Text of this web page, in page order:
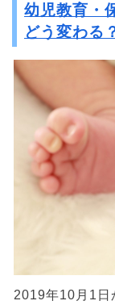
幼児教育・
どう変わる
2019年10月1日